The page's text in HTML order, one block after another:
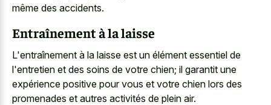
même des accidents.
Entraînement à la laisse
L'entraînement à la laisse est un élément essentiel de
l'entretien et des soins de votre chien; il garantit une
expérience positive pour vous et votre chien lors des
promenades et autres activités de plein air.